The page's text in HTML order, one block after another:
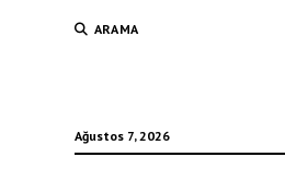
ARAMA
Ağustos 7, 2026